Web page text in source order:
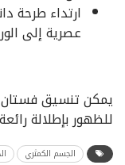
ارتداء طرحة
عصرية إلى
يمكن تنسيق فستان
للظهور بإطلالة
الجسم الكمثري